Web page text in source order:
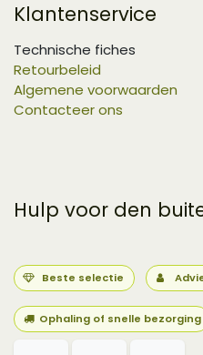
Klantenservice
Technische fiches
Retourbeleid
Algemene voorwaarden
Contacteer ons
Hulp voor den
Beste selectie
Ophaling of snelle bezorging